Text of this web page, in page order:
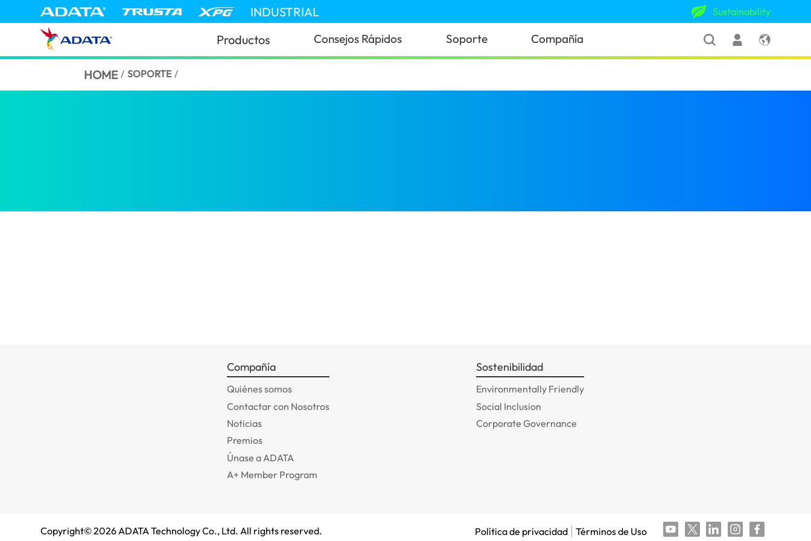
INDUSTRIAL Sustainability
Productos Consejos Rápidos Soporte Compañía
HOME / SOPORTE /
Compañía
Quiénes somos
Contactar con Nosotros
Noticias
Premios
Únase a ADATA
A+ Member Program
Sostenibilidad
Environmentally Friendly
Social Inclusion
Corporate Governance
Copyright©2026 ADATA Technology Co., Ltd. All rights reserved. Política de privacidad Términos de Uso